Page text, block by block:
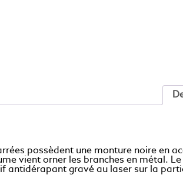
possèdent une monture noire en
vient orner les branches en métal.
antidérapant gravé au laser sur la